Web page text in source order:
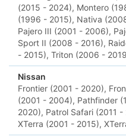
(2015 - 2024), Montero
(1996 - 2015), Nativa
Pajero III (2001 - 2006),
Sport II (2008 - 2016),
- 2015), Triton (2006 -
Nissan
Frontier (2001 - 2020),
(2001 - 2004), Pathfinder
2020), Patrol Safari (2011 -
XTerra (2001 - 2015),